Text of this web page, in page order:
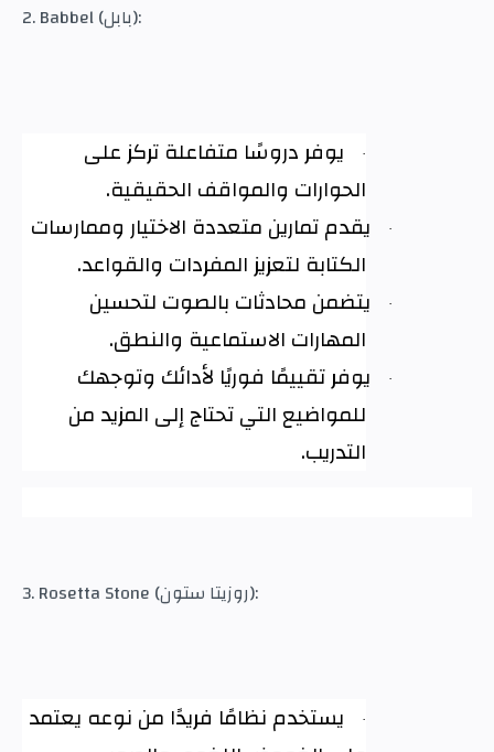
2. Babbel (بابل):
·
يوفر دروسًا متفاعلة تركز على
الحوارات والمواقف الحقيقية.
·
يقدم تمارين متعددة الاختيار وممارسات
الكتابة لتعزيز المفردات والقواعد.
·
يتضمن محادثات بالصوت لتحسين
المهارات الاستماعية والنطق.
·
يوفر تقييمًا فوريًا لأدائك وتوجهك
للمواضيع التي تحتاج إلى المزيد من
التدريب.
3. Rosetta Stone (روزيتا ستون):
·
يستخدم نظامًا فريدًا من نوعه يعتمد